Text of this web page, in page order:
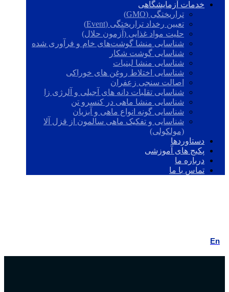
خدمات آزمایشگاهی
تراریختگی (GMO)
تعیین رخداد تراریختگی (Event)
حلیت مواد غذایی (آزمون حلال)
شناسایی منشا گوشت‌های خام و فرآوری شده
شناسایی گوشت شکار
شناسایی منشا لبنیات
شناسایی اختلاط روغن های خوراکی
اصالت سنجی زعفران
شناسایی تقلبات دانه های آجیلی و آلرژی زا
شناسایی منشا ماهی در کنسرو تن
شناسایی گونه انواع ماهی و آبزیان
شناسایی و تفکیک ماهی سالمون از قزل آلا
(مولکولی)
دستاوردها
پکیج های آموزشی
درباره ما
تماس با ما
En